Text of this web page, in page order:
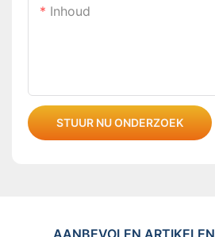
Inhoud
STUUR NU ONDERZOEK
AANBEVOLEN ARTIKELEN